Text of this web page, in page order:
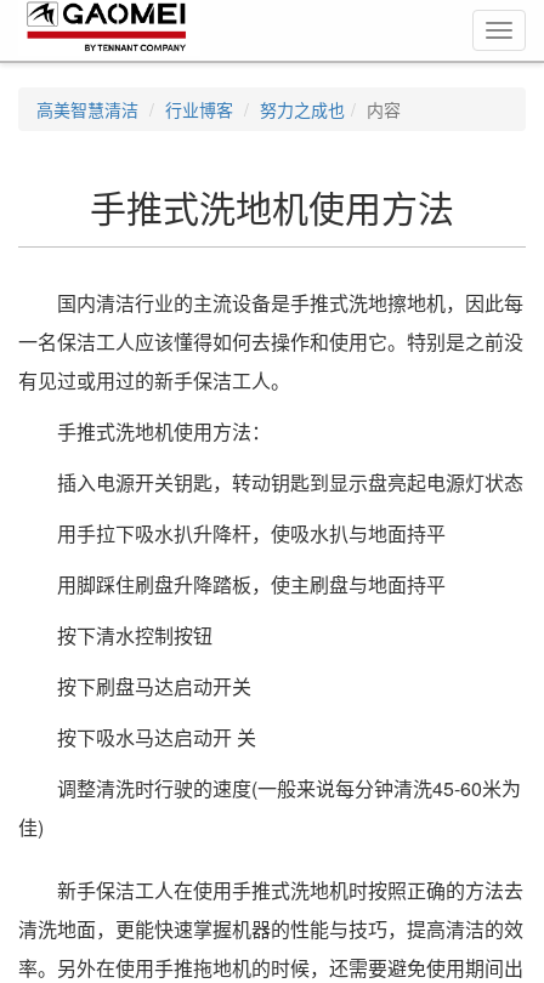
高美智慧清洁 行业博客 努力之成也 内容
手推式洗地机使用方法
国内清洁行业的主流设备是手推式洗地擦地机，因此每
一名保洁工人应该懂得如何去操作和使用它。特别是之前没
有见过或用过的新手保洁工人。
手推式洗地机使用方法：
插入电源开关钥匙，转动钥匙到显示盘亮起电源灯状态
用手拉下吸水扒升降杆，使吸水扒与地面持平
用脚踩住刷盘升降踏板，使主刷盘与地面持平
按下清水控制按钮
按下刷盘马达启动开关
按下吸水马达启动开 关
调整清洗时行驶的速度(一般来说每分钟清洗45-60米为
佳)
新手保洁工人在使用手推式洗地机时按照正确的方法去
清洗地面，更能快速掌握机器的性能与技巧，提高清洁的效
率。另外在使用手推拖地机的时候，还需要避免使用期间出